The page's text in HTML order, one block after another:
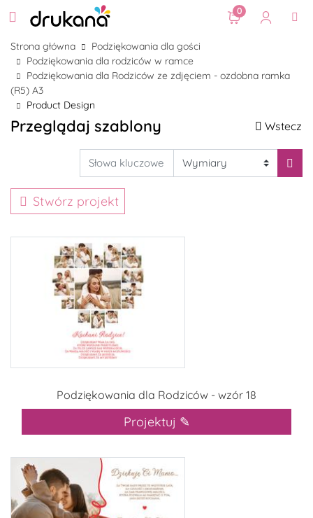
0
Strona główna
Podziękowania dla gości
Podziękowania dla rodziców w ramce
Podziękowania dla Rodziców ze zdjęciem - ozdobna ramka
(R5) A3
Product Design
Przeglądaj szablony Wstecz
Stwórz projekt
Podziękowania dla Rodziców - wzór 18
Projektuj ✎